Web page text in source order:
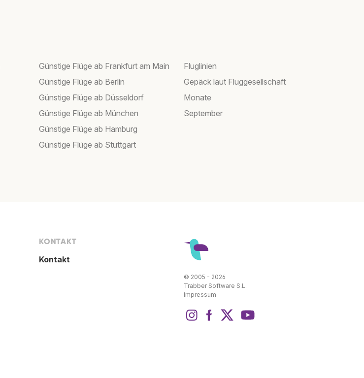
Günstige Flüge ab Frankfurt am Main
Günstige Flüge ab Berlin
Günstige Flüge ab Düsseldorf
Günstige Flüge ab München
Günstige Flüge ab Hamburg
Günstige Flüge ab Stuttgart
Fluglinien
Gepäck laut Fluggesellschaft
Monate
September
KONTAKT
Kontakt
© 2005 - 2026
Trabber Software S.L.
Impressum